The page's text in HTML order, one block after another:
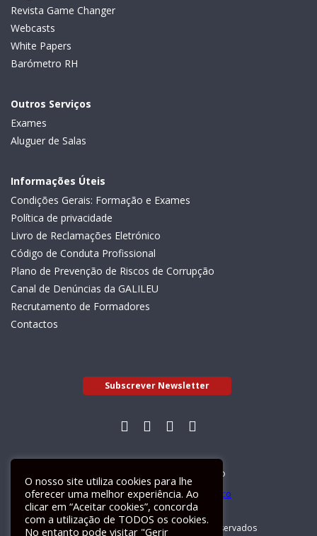
Revista Game Changer
Webcasts
White Papers
Barómetro RH
Outros Serviços
Exames
Aluguer de Salas
Informações Úteis
Condições Gerais: Formação e Exames
Política de privacidade
Livro de Reclamações Eletrónico
Código de Conduta Profissional
Plano de Prevenção de Riscos de Corrupção
Canal de Denúncias da GALILEU
Recrutamento de Formadores
Contactos
Subscrever Newsletter
Livro de Reclamações Electrónico
GALILEU 2026 © Todos os direitos reservados
O nosso site utiliza cookies para lhe
oferecer uma melhor experiência. Ao
clicar em “Aceitar cookies”, concorda
com a utilização de TODOS os cookies.
No entanto pode visitar "Gerir